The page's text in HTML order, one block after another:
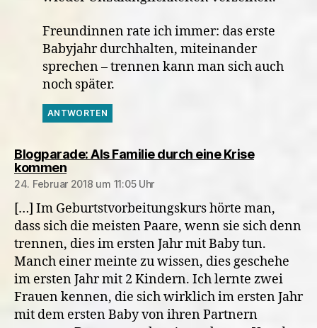
Freundinnen rate ich immer: das erste
Babyjahr durchhalten, miteinander
sprechen – trennen kann man sich auch
noch später.
ANTWORTEN
Blogparade: Als Familie durch eine Krise
kommensagt:
24. Februar 2018 um 11:05 Uhr
[…] Im Geburtstvorbeitungskurs hörte man,
dass sich die meisten Paare, wenn sie sich denn
trennen, dies im ersten Jahr mit Baby tun.
Manch einer meinte zu wissen, dies geschehe
im ersten Jahr mit 2 Kindern. Ich lernte zwei
Frauen kennen, die sich wirklich im ersten Jahr
mit dem ersten Baby von ihren Partnern